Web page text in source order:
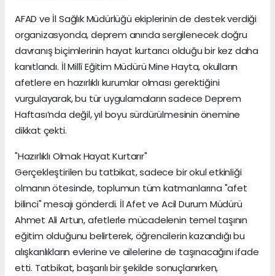
AFAD ve İl Sağlık Müdürlüğü ekiplerinin de destek verdiği
organizasyonda, deprem anında sergilenecek doğru
davranış biçimlerinin hayat kurtarıcı olduğu bir kez daha
kanıtlandı. İl Millî Eğitim Müdürü Mine Hayta, okulların
afetlere en hazırlıklı kurumlar olması gerektiğini
vurgulayarak, bu tür uygulamaların sadece Deprem
Haftası’nda değil, yıl boyu sürdürülmesinin önemine
dikkat çekti.
"Hazırlıklı Olmak Hayat Kurtarır"
Gerçekleştirilen bu tatbikat, sadece bir okul etkinliği
olmanın ötesinde, toplumun tüm katmanlarına "afet
bilinci" mesajı gönderdi. İl Afet ve Acil Durum Müdürü
Ahmet Ali Artun, afetlerle mücadelenin temel taşının
eğitim olduğunu belirterek, öğrencilerin kazandığı bu
alışkanlıkların evlerine ve ailelerine de taşınacağını ifade
etti. Tatbikat, başarılı bir şekilde sonuçlanırken,